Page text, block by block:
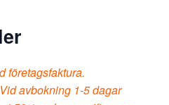
företagsfaktura.
Vid avbokning 1-5 dagar